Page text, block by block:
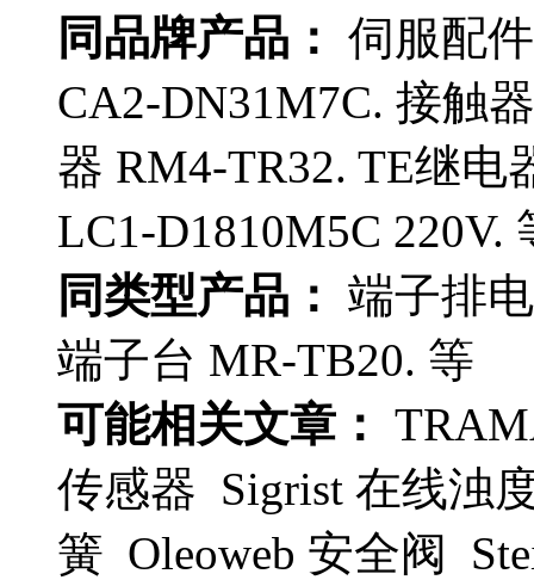
同品牌产品： 伺服配
CA2-DN31M7C. 接触
器 RM4-TR32. TE继电
LC1-D1810M5C 220V.
同类型产品： 端子排
端子台 MR-TB20. 等
可能相关文章：
传感器 Sigrist 在线浊
簧 Oleoweb 安全阀